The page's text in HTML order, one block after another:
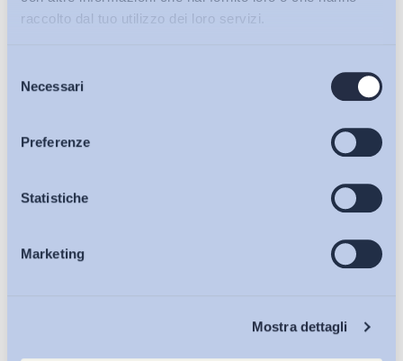
raccolto dal tuo utilizzo dei loro servizi.
delNecessari
Preferenze
Statistiche
Marketing
Mostra dettagli
Bollettini ADAPT
Articoli
Osservatori
Eventi
Ho letto e Accetto il trattamento dei dati personali descritti